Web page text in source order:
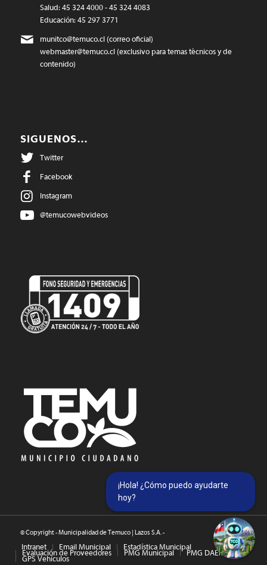
Salud: 45 324 4000 - 45 324 4083
Educación: 45 297 3771
munitco@temuco.cl(correo oficial)
webmaster@temuco.cl(exclusivo para temas técnicos y de
contenido)
SIGUENOS…
Twitter
Facebook
Instagram
@temucowebvideos
© Copyright - Municipalidad de Temuco | Lazos S.A. -
Intranet Email Municipal Estadística Municipal
Evaluación de Proveedores PMG Municipal PMG DAEM
GPS Vehículos
¡Hola! ¿Cómo puedo ayudarte
hoy?